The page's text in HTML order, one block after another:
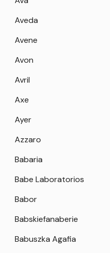
Aveda
Avene
Avon
Avril
Axe
Ayer
Azzaro
Babaria
Babe Laboratorios
Babor
Babskiefanaberie
Babuszka Agafia